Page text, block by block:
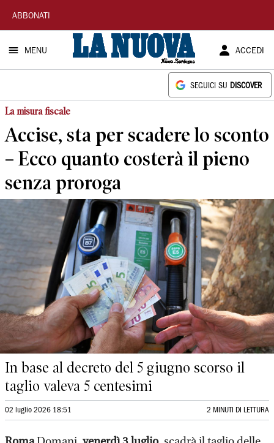
La
Nuova
Sardegna
ABBONATI
MENU ACCEDI
SEGUICI SU DISCOVER
La misura fiscale
Accise, sta per scadere lo sconto
– Ecco quanto costerà il pieno
senza proroga
In base al decreto del 5 giugno scorso il
taglio valeva 5 centesimi
02 luglio 2026 18:51 2 MINUTI DI LETTURA